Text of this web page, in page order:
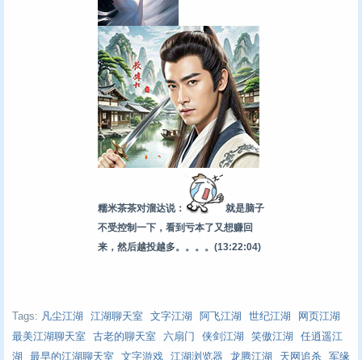
糯米茶茶对溜达说：
就是脑子
不受控制一下，看到亏本了又想赚回
来，然后越投越多。。。。 (13:22:04)
Tags: 凡尘江湖 江湖聊天室 文字江湖 阿飞江湖 世纪江湖
网页江湖
最美江湖聊天室
古老的聊天室 六扇门 侠剑江湖 笑傲江湖
任逍遥江
湖
最早的江湖聊天室 文字游戏 江湖浏览器 龙腾江湖 天网追杀 军缘